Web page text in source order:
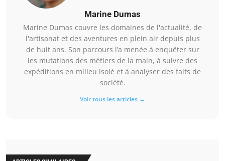
Marine Dumas
Marine Dumas couvre les domaines de l'actualité, de
l'artisanat et des aventures en plein air depuis plus
de huit ans. Son parcours l’a menée à enquêter sur
les mutations des métiers de la main, à suivre des
expéditions en milieu isolé et à analyser des faits de
société.
Voir tous les articles →